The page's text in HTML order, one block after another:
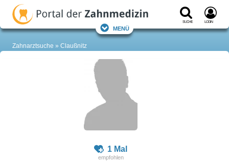
Suche Login
Menü
Zahnarztsuche Claußnitz
1 Mal